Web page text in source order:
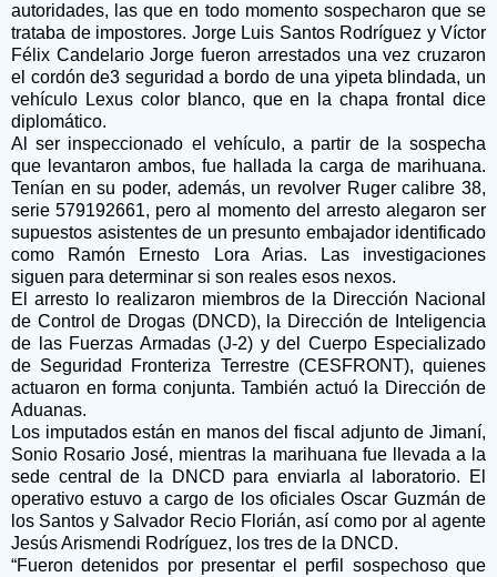
autoridades, las que en todo momento sospecharon que se
trataba de impostores. Jorge Luis Santos Rodríguez y Víctor
Félix Candelario Jorge fueron arrestados una vez cruzaron
el cordón de3 seguridad a bordo de una yipeta blindada, un
vehículo Lexus color blanco, que en la chapa frontal dice
diplomático.
Al ser inspeccionado el vehículo, a partir de la sospecha
que levantaron ambos, fue hallada la carga de marihuana.
Tenían en su poder, además, un revolver Ruger calibre 38,
serie 579192661, pero al momento del arresto alegaron ser
supuestos asistentes de un presunto embajador identificado
como Ramón Ernesto Lora Arias. Las investigaciones
siguen para determinar si son reales esos nexos.
El arresto lo realizaron miembros de la Dirección Nacional
de Control de Drogas (DNCD), la Dirección de Inteligencia
de las Fuerzas Armadas (J-2) y del Cuerpo Especializado
de Seguridad Fronteriza Terrestre (CESFRONT), quienes
actuaron en forma conjunta. También actuó la Dirección de
Aduanas.
Los imputados están en manos del fiscal adjunto de Jimaní,
Sonio Rosario José, mientras la marihuana fue llevada a la
sede central de la DNCD para enviarla al laboratorio. El
operativo estuvo a cargo de los oficiales Oscar Guzmán de
los Santos y Salvador Recio Florián, así como por al agente
Jesús Arismendi Rodríguez, los tres de la DNCD.
“Fueron detenidos por presentar el perfil sospechoso que